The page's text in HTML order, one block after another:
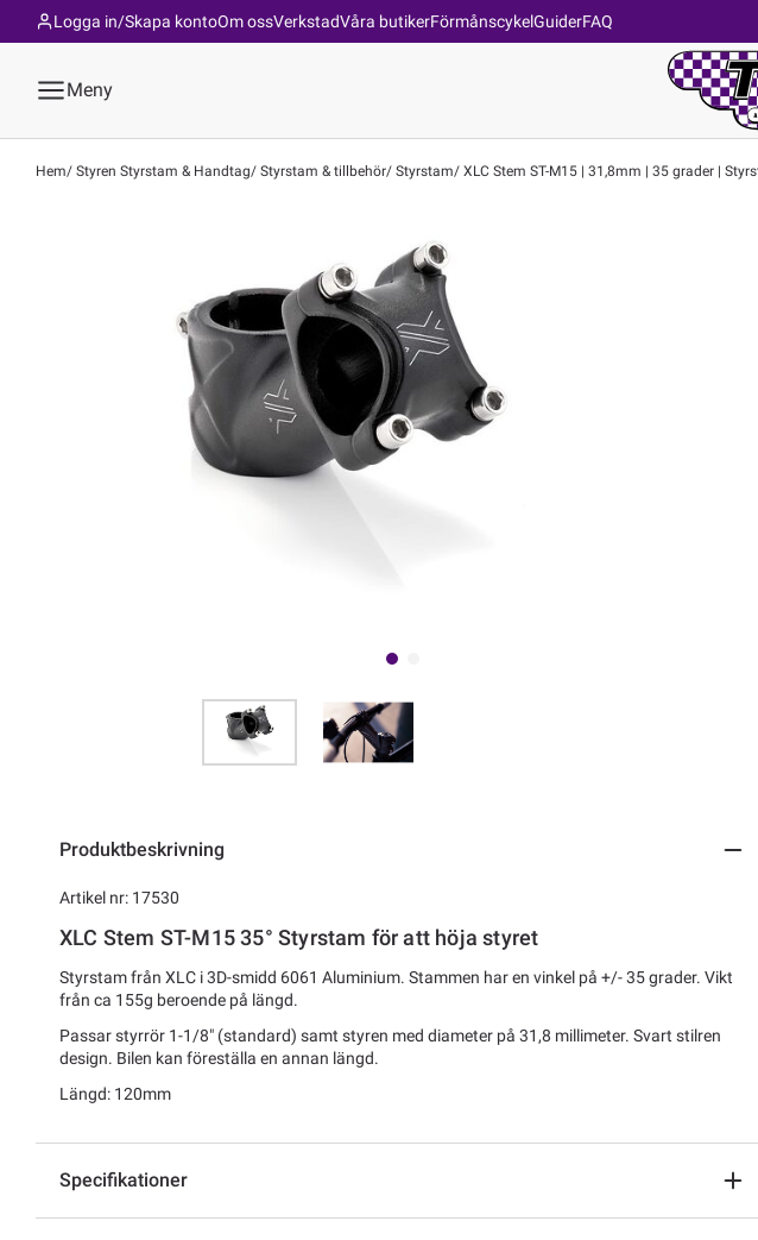
Om ossVerkstadVåra butikerFörmånscykelGuiderFAQ
Logga in/Skapa konto
Meny
Hem Styren Styrstam & Handtag Styrstam & tillbehör Styrstam XLC Stem ST-M15 | 31,8mm | 35 grader |
Produktbeskrivning
Artikel nr: 17530
XLC Stem ST-M15 35° Styrstam för att höja styret
Styrstam från XLC i 3D-smidd 6061 Aluminium. Stammen har en vinkel på +/- 35 grader. Vikt
från ca 155g beroende på längd.
Passar styrrör 1-1/8" (standard) samt styren med diameter på 31,8 millimeter. Svart stilren
design. Bilen kan föreställa en annan längd.
Längd: 120mm
Specifikationer